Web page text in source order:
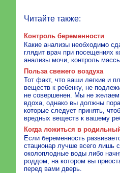
Читайте также:
Контроль беременности
Какие анализы необходимо
глядит врач при посещениях
анализы мочи, контроль
Польза свежего воздуха
Тот факт, что ваши легкие и
веществ к ребенку, не
не совершенен. Мы не
вдоха, однако вы должны
которые следует принять,
вредных веществ к вашему
Когда ложиться в
Если беременность
стационар лучше всего лишь
околоплодные воды либо
роддом, на котором вы
перед вами дверь.